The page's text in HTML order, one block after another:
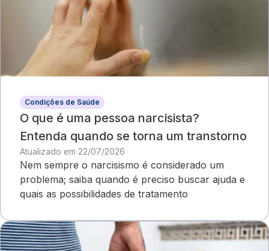
Condições de Saúde
O que é uma pessoa narcisista?
Entenda quando se torna um transtorno
Atualizado em 22/07/2026
Nem sempre o narcisismo é considerado um
problema; saiba quando é preciso buscar ajuda e
quais as possibilidades de tratamento